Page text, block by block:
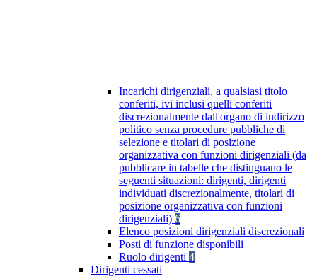
Incarichi dirigenziali, a qualsiasi titolo
conferiti, ivi inclusi quelli conferiti
discrezionalmente dall'organo di indirizzo
politico senza procedure pubbliche di
selezione e titolari di posizione
organizzativa con funzioni dirigenziali (da
pubblicare in tabelle che distinguano le
seguenti situazioni: dirigenti, dirigenti
individuati discrezionalmente, titolari di
posizione organizzativa con funzioni
dirigenziali) 6
Elenco posizioni dirigenziali discrezionali
Posti di funzione disponibili
Ruolo dirigenti 4
Dirigenti cessati